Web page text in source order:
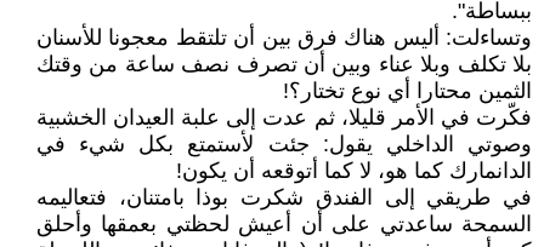
ببساطة".
وتساءلت: أليس هناك فرق بين أن تلتقط معجونا للأسنان
بلا تكلف وبلا عناء وبين أن تصرف نصف ساعة من وقتك
الثمين محتارا أي نوع تختار؟!
فكّرت في الأمر قليلا، ثم عدت إلى علبة العيدان الخشبية
وصوتي الداخلي يقول: جئت لأستمتع بكل شيء في
الدانمارك كما هو، لا كما أتوقعه أن يكون!
في طريقي إلى الفندق شكرت بوذا بامتنان، فتعاليمه
السمحة ساعدتي على أن أعيش لحظتي بعمقها وأحلق